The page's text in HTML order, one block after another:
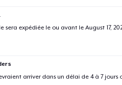
sera expédiée le ou avant le August 17,
arriver dans un délai de 4 à 7 jours